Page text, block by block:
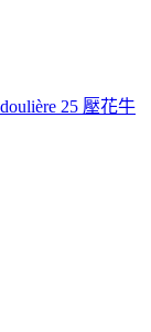
25 壓花牛